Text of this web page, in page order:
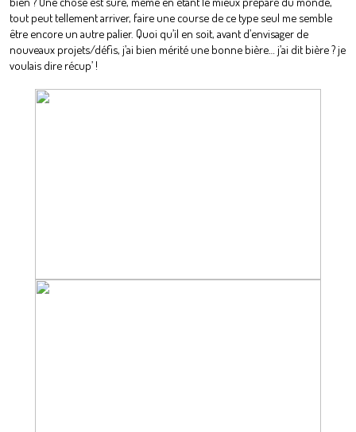
tout peut tellement arriver, faire une course de ce type seul me semble
être encore un autre palier. Quoi qu’il en soit, avant d’envisager de
nouveaux projets/défis, j’ai bien mérité une bonne bière… j’ai dit bière ? je
voulais dire récup’ !